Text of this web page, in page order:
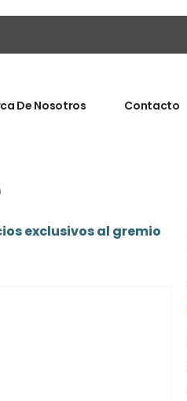
De Nosotros Contacto
exclusivos al gremio